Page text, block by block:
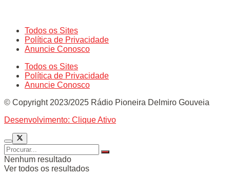
Todos os Sites
Política de Privacidade
Anuncie Conosco
Todos os Sites
Política de Privacidade
Anuncie Conosco
© Copyright 2023/2025 Rádio Pioneira Delmiro Gouveia
Desenvolvimento: Clique Ativo
Nenhum resultado
Ver todos os resultados